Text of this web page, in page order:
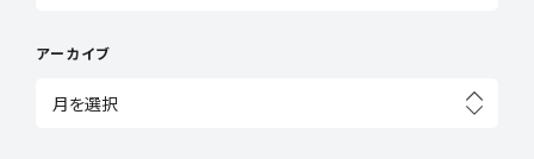
アーカイブ